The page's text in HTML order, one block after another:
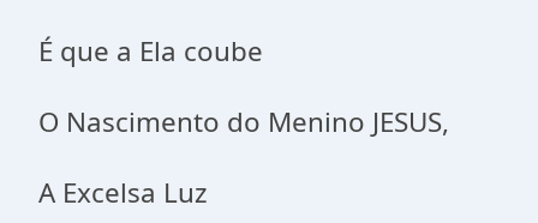
É que a Ela coube
O Nascimento do Menino JESUS,
A Excelsa Luz